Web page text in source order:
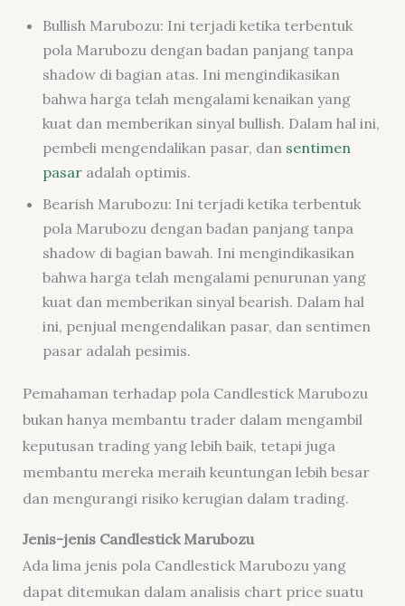
Bullish Marubozu: Ini terjadi ketika terbentuk
pola Marubozu dengan badan panjang tanpa
shadow di bagian atas. Ini mengindikasikan
bahwa harga telah mengalami kenaikan yang
kuat dan memberikan sinyal bullish. Dalam hal ini,
pembeli mengendalikan pasar, dan sentimen
pasaradalah optimis.
Bearish Marubozu: Ini terjadi ketika terbentuk
pola Marubozu dengan badan panjang tanpa
shadow di bagian bawah. Ini mengindikasikan
bahwa harga telah mengalami penurunan yang
kuat dan memberikan sinyal bearish. Dalam hal
ini, penjual mengendalikan pasar, dan sentimen
pasar adalah pesimis.
Pemahaman terhadap pola Candlestick Marubozu
bukan hanya membantu trader dalam mengambil
keputusan trading yang lebih baik, tetapi juga
membantu mereka meraih keuntungan lebih besar
dan mengurangi risiko kerugian dalam trading.
Jenis-jenis Candlestick Marubozu
Ada lima jenis pola Candlestick Marubozu yang
dapat ditemukan dalam analisis chart price suatu